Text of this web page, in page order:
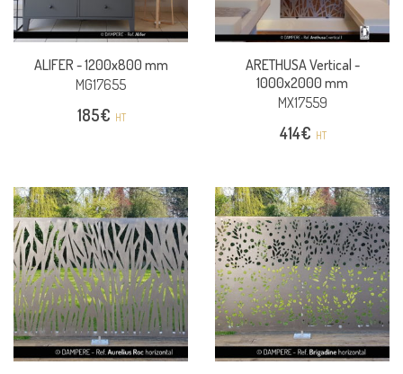
ALIFER -1200x800 mm
MG17655
185€ HT
ARETHUSA Vertical -
1000x2000 mm
MX17559
414€ HT